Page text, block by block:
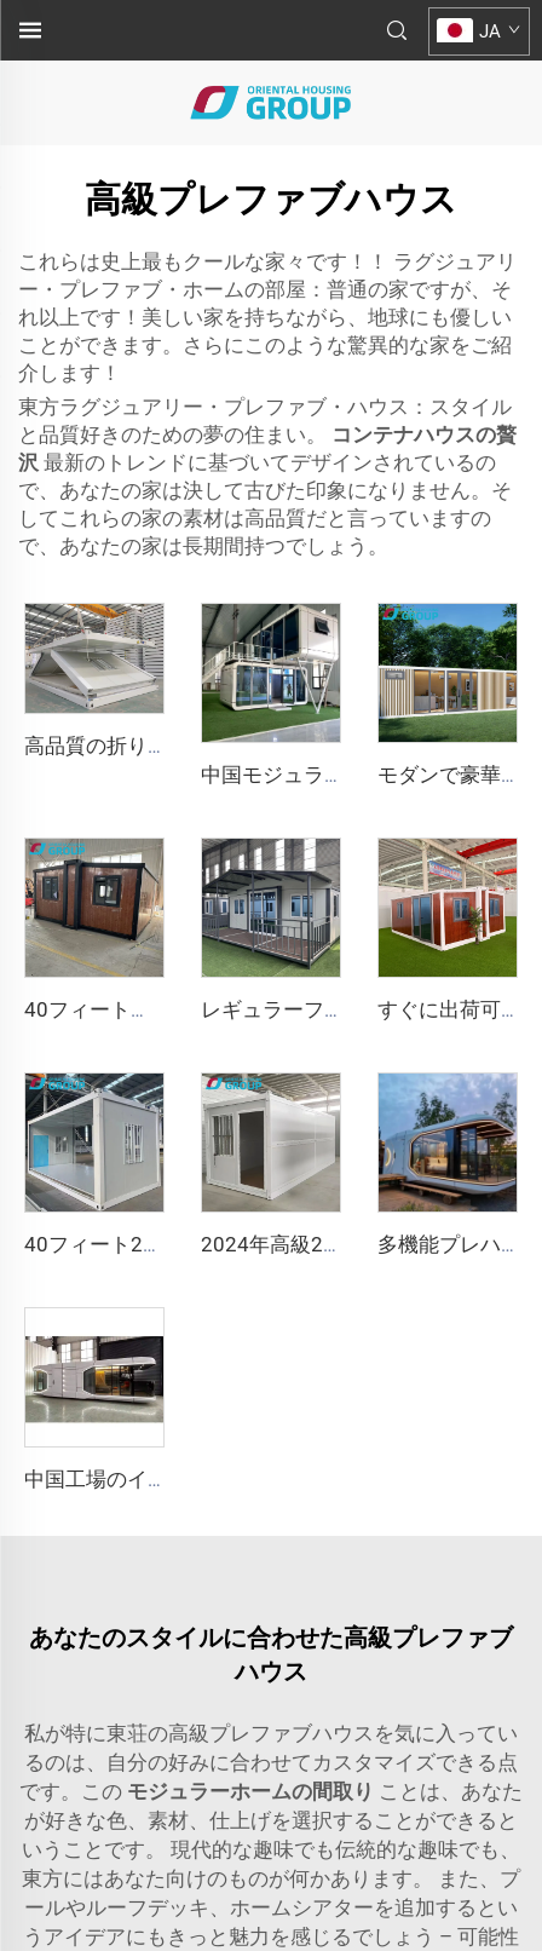
JA
高級プレファブハウス
これらは史上最もクールな家々です！！ ラグジュアリ
ー・プレファブ・ホームの部屋：普通の家ですが、そ
れ以上です！美しい家を持ちながら、地球にも優しい
ことができます。さらにこのような驚異的な家をご紹
介します！
東方ラグジュアリー・プレファブ・ハウス：スタイル
と品質好きのための夢の住まい。 コンテナハウスの贅
沢 最新のトレンドに基づいてデザインされているの
で、あなたの家は決して古びた印象になりません。そ
してこれらの家の素材は高品質だと言っていますの
で、あなたの家は長期間持つでしょう。
高品質の折りたたみ式デタッチZ型モバイルホームプレハブフラットパックハウス折りたたみ式コンテナハウス鉱山キャンプオフィス用
中国モジュラー住宅カプセルハウス価格プレハブアップルキャビン販売20フィート
モダンで豪華なオフィスポッドプレハブ防音作業キャビンアルミフレーム中国スタイルホテル住宅にインスパイアされたアップルキャビン
40フィートの高級プレハブコンテナハウス。4つのベッドルーム、バスルーム、キッチン付き。すぐに入居可能。 レギュラーファスト拡張中国品質コンテナプレハブ住宅20/40フィートモダン拡張可能コンテナハウスバスルーム付き すぐに出荷可能な40フィート20フィートの高級軽量スチールヴィラフルバスルームプレハブ拡張可能コンテナハウス価格プレハブ住宅
40フィート20フィートの移動可能な折りたたみ式住宅プレハブ折りたたみ式ルームコンテナハウス折りたたみ式収納ボックス折りたたみ式住宅販売 2024年高級20フィートプレハブ折りたたみコンテナハウス プレハブ住宅 折りたたみコンテナハウス販売中 多機能プレハブ取り外し可能コンテナハウスアップルカプセルハウスオフィスホテルタイニーキャビンハウス
中国工場のインテリジェントホームシステム高級モバイルホーム新しい宇宙カプセルスチールプレハブコンテナハウスホテルリゾート用
あなたのスタイルに合わせた高級プレファブ
ハウス
私が特に東荘の高級プレファブハウスを気に入ってい
るのは、自分の好みに合わせてカスタマイズできる点
です。この モジュラーホームの間取り ことは、あなた
が好きな色、素材、仕上げを選択することができると
いうことです。 現代的な趣味でも伝統的な趣味でも、
東方にはあなた向けのものが何かあります。 また、プ
ールやルーフデッキ、ホームシアターを追加するとい
うアイデアにもきっと魅力を感じるでしょう – 可能性